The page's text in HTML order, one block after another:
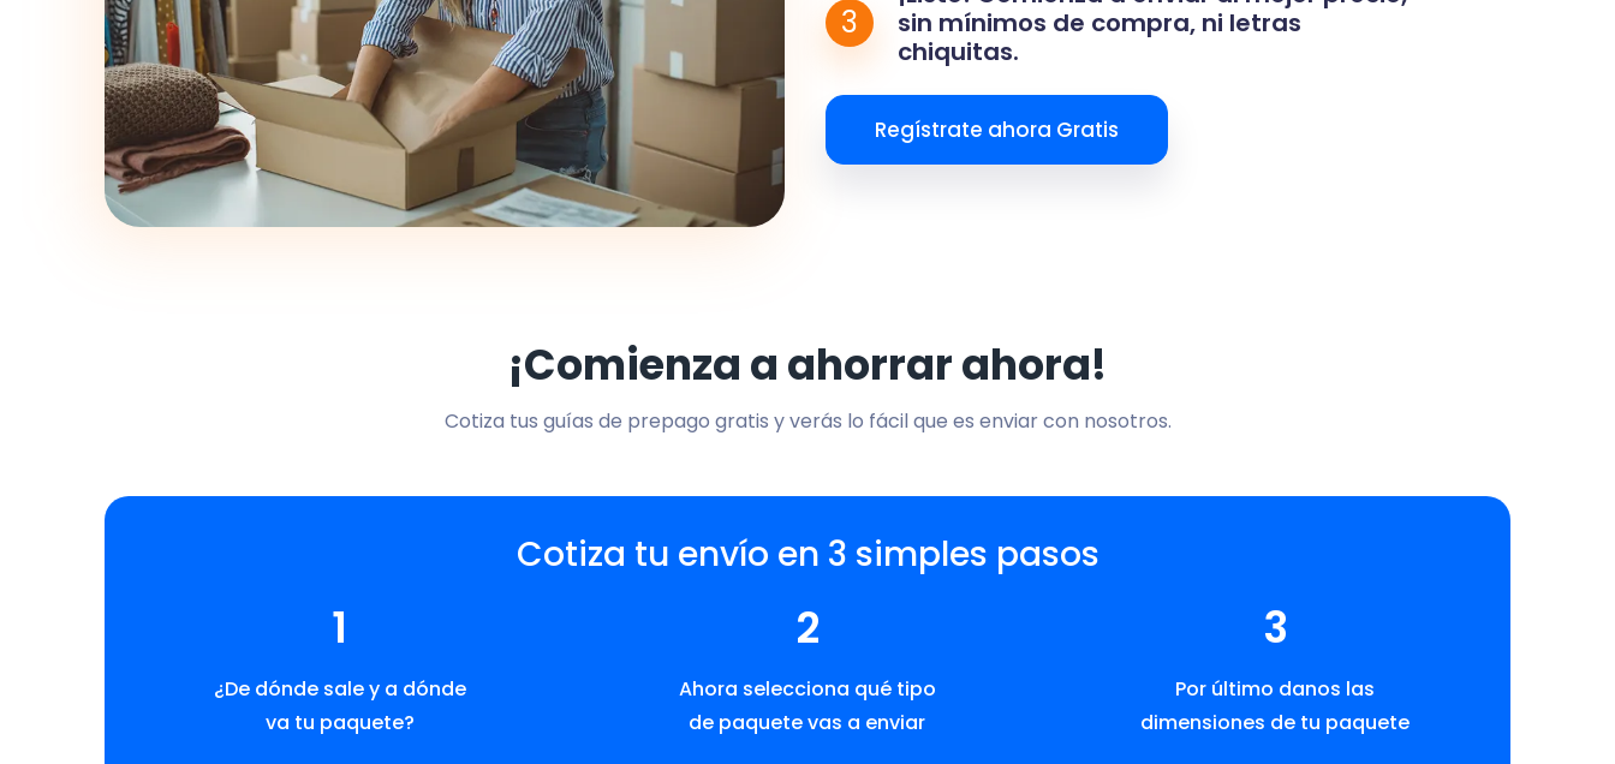
3
sin mínimos de compra, ni letras
chiquitas.
Regístrate ahora Gratis
¡Comienza a ahorrar ahora!
Cotiza tus guías de prepago gratis y verás lo fácil que es enviar con nosotros.
Cotiza tu envío en 3 simples pasos
1
¿De dónde sale y a dónde
va tu paquete?
2
Ahora selecciona qué tipo
de paquete vas a enviar
3
Por último danos las
dimensiones de tu paquete